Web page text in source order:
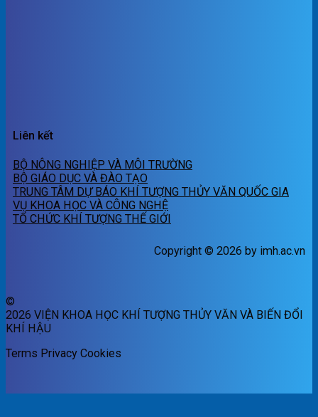
Liên kết
BỘ NÔNG NGHIỆP VÀ MÔI TRƯỜNG
BỘ GIÁO DỤC VÀ ĐÀO TẠO
TRUNG TÂM DỰ BÁO KHÍ TƯỢNG THỦY VĂN QUỐC GIA
VỤ KHOA HỌC VÀ CÔNG NGHỆ
TỔ CHỨC KHÍ TƯỢNG THẾ GIỚI
Copyright © 2026 by imh.ac.vn
©
2026 VIỆN KHOA HỌC KHÍ TƯỢNG THỦY VĂN VÀ BIẾN ĐỔI
KHÍ HẬU
Terms Privacy Cookies